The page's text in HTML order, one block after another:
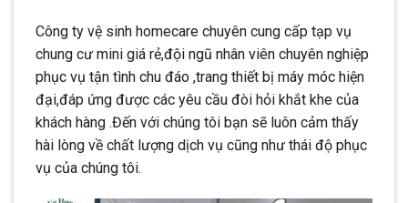
Công ty vệ sinh homecare chuyên cung cấp tạp vụ
chung cư mini giá rẻ,đội ngũ nhân viên chuyên nghiệp
phục vụ tận tình chu đáo ,trang thiết bị máy móc hiện
đại,đáp ứng được các yêu cầu đòi hỏi khắt khe của
khách hàng .Đến với chúng tôi bạn sẽ luôn cảm thấy
hài lòng về chất lượng dịch vụ cũng như thái độ phục
vụ của chúng tôi.